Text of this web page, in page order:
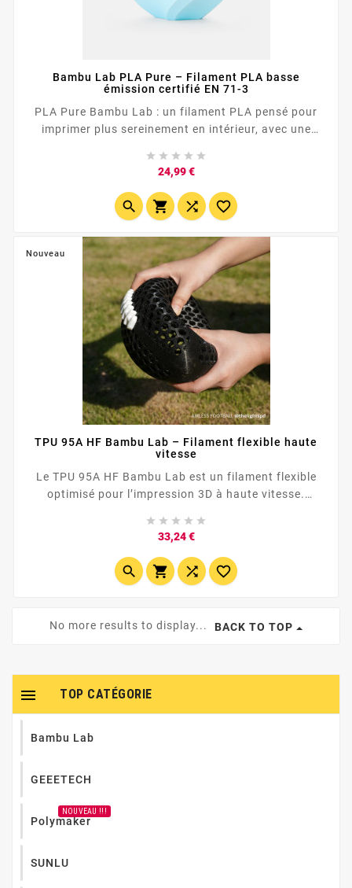
Bambu Lab PLA Pure – Filament PLA basse
émission certifié EN 71-3
PLA Pure Bambu Lab : un filament PLA pensé pour
imprimer plus sereinement en intérieur, avec une
GREENGUARD Refill possible ✅ PLA issu de
ressources végétales, notamment maïs et canne à
    
24,99 €Prix
   
Nouveau
TPU 95A HF Bambu Lab – Filament flexible haute
vitesse
Le TPU 95A HF Bambu Lab est un filament flexible
optimisé pour l’impression 3D à haute vitesse.
classique, il conserve une excellente adhérence entre
les couches, une forte résistance aux chocs et une
grande capacité de déformation. Idéal pour les grips,
protections, patins, coques, pièces amortissantes et
    
33,24 €Prix
   
No more results to display... BACK TO TOP
TOP CATÉGORIE

Bambu Lab
GEEETECH
Polymaker
NOUVEAU !!!
SUNLU